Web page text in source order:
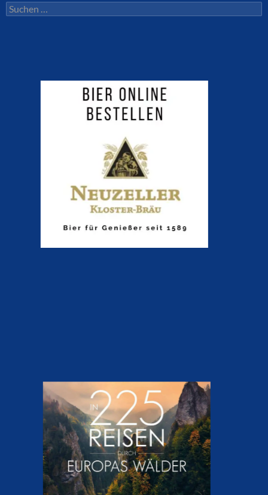
Suchen
nach: